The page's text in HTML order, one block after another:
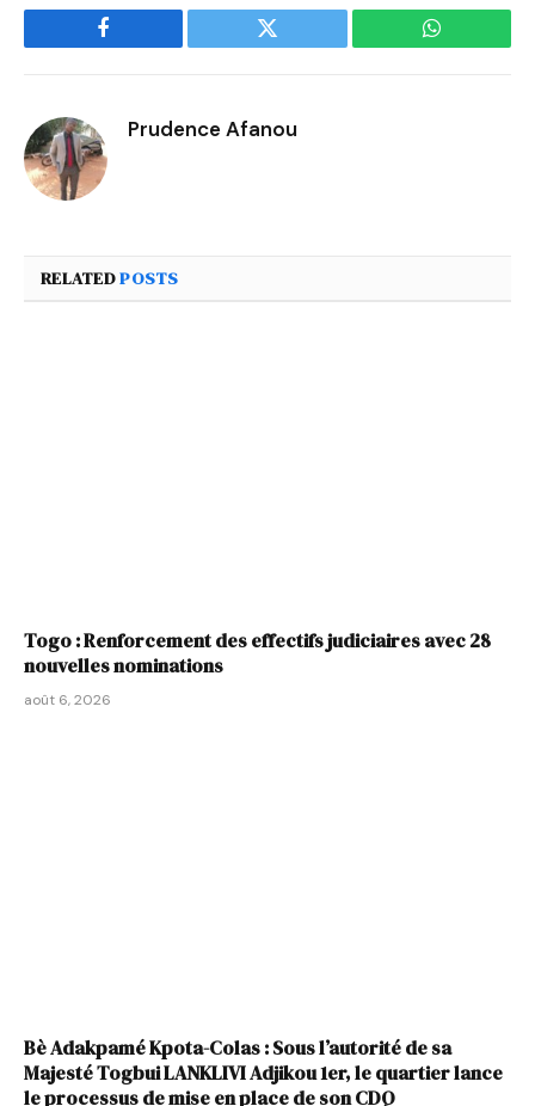
Facebook Twitter WhatsApp
Prudence Afanou
RELATEDPOSTS
Togo : Renforcement des effectifs judiciaires avec 28
nouvelles nominations
août 6, 2026
Bè Adakpamé Kpota-Colas : Sous l’autorité de sa
Majesté Togbui LANKLIVI Adjikou 1er, le quartier lance
le processus de mise en place de son CDQ